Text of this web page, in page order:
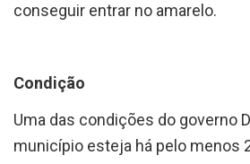
Uma das condições do governo
município esteja há pelo menos
amarela para que as aulas